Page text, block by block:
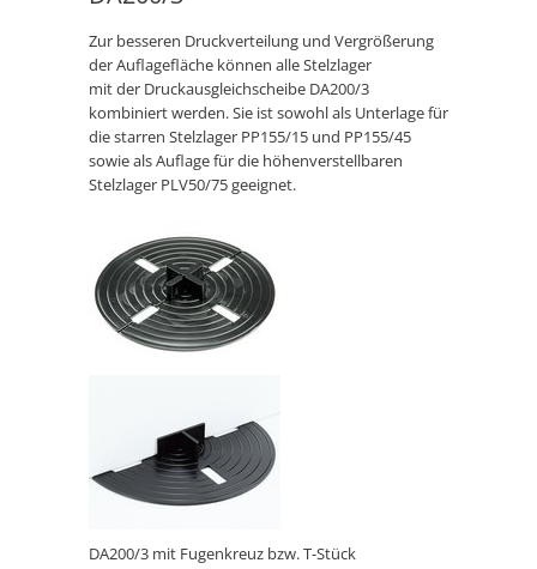
Zur besseren Druckverteilung und Vergrößerung
der Auflagefläche können alle Stelzlager
mit der Druckausgleichscheibe DA200/3
kombiniert werden. Sie ist sowohl als Unterlage für
die starren Stelzlager PP155/15 und PP155/45
sowie als Auflage für die höhenverstellbaren
Stelzlager PLV50/75 geeignet.
DA200/3 mit Fugenkreuz bzw. T-Stück